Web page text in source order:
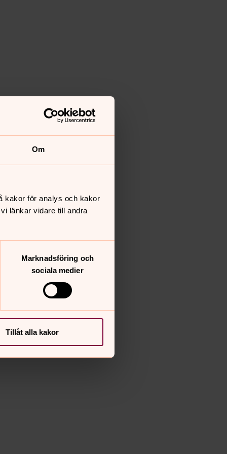
Om
kakor för analys och kakor
länkar vidare till andra
Marknadsföring och
sociala medier
Tillåt alla kakor